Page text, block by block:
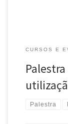
CURSOS E
Palestra